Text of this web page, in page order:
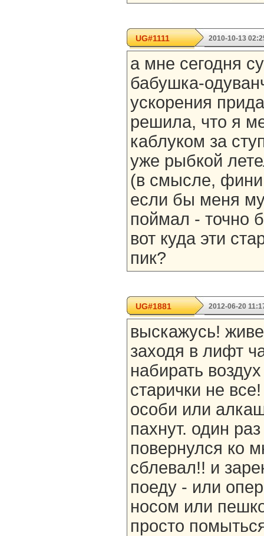
UG#1111 2010-10-13
а мне сегодня
бабушка-
ускорения
решила, что я
каблуком за
уже рыбкой
(в смысле,
если бы меня
поймал - точно
вот куда эти
пик?
UG#1881 2012-06-20
выскажусь!
заходя в лифт
набирать
старички не
особи или
пахнут. один
повернулся ко
сблевал!! и
поеду - или
носом или
просто